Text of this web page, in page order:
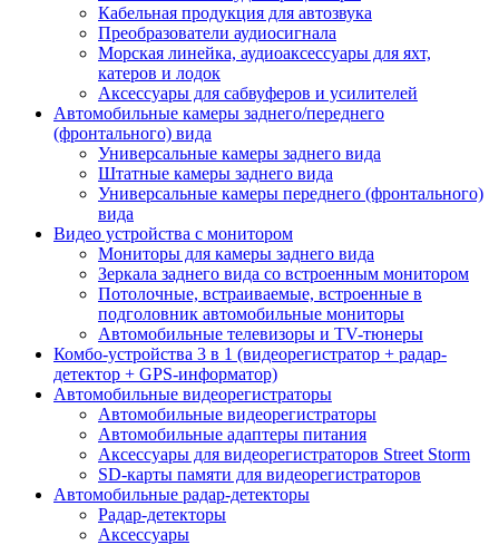
Кабельная продукция для автозвука
Преобразователи аудиосигнала
Морская линейка, аудиоаксессуары для яхт,
катеров и лодок
Аксессуары для сабвуферов и усилителей
Автомобильные камеры заднего/переднего
(фронтального) вида
Универсальные камеры заднего вида
Штатные камеры заднего вида
Универсальные камеры переднего (фронтального)
вида
Видео устройства c монитором
Мониторы для камеры заднего вида
Зеркала заднего вида со встроенным монитором
Потолочные, встраиваемые, встроенные в
подголовник автомобильные мониторы
Автомобильные телевизоры и TV-тюнеры
Комбо-устройства 3 в 1 (видеорегистратор + радар-
детектор + GPS-информатор)
Автомобильные видеорегистраторы
Автомобильные видеорегистраторы
Автомобильные адаптеры питания
Аксессуары для видеорегистраторов Street Storm
SD-карты памяти для видеорегистраторов
Автомобильные радар-детекторы
Радар-детекторы
Аксессуары